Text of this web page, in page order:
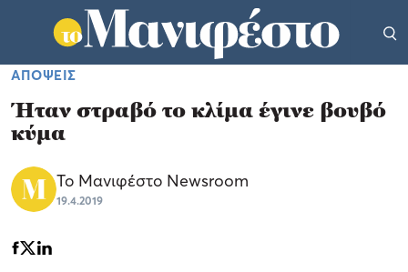
ΑΠΟΨΕΙΣ
Ήταν στραβό το κλίμα έγινε βουβό
κύμα
Το Μανιφέστο Newsroom
19.4.2019